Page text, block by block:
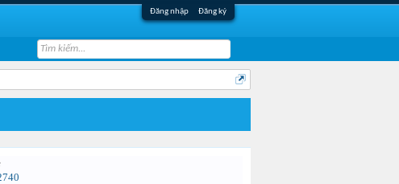
Đăng nhập Đăng ký